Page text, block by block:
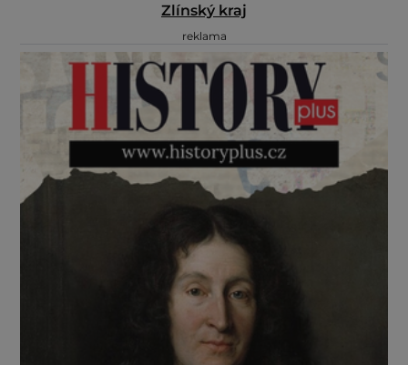
Zlínský kraj
reklama